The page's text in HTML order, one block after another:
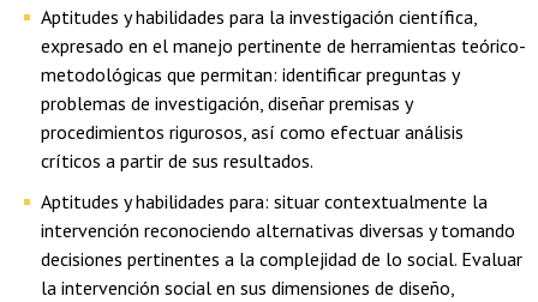
Aptitudes y habilidades para la investigación científica,
expresado en el manejo pertinente de herramientas teórico-
metodológicas que permitan: identificar preguntas y
problemas de investigación, diseñar premisas y
procedimientos rigurosos, así como efectuar análisis
críticos a partir de sus resultados.
Aptitudes y habilidades para: situar contextualmente la
intervención reconociendo alternativas diversas y tomando
decisiones pertinentes a la complejidad de lo social. Evaluar
la intervención social en sus dimensiones de diseño,